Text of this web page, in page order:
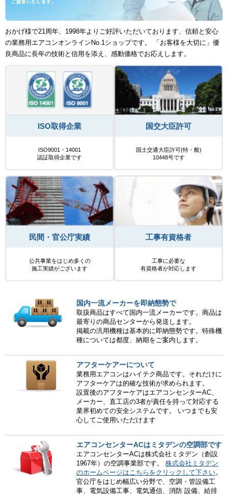
おかげ様で21周年、1998年よりご好評いただいております、信頼と安心
の業務用エアコンオンラインNo.1ショップです。 「お客様を大切に」優
良商品に長年の技術と信用を添え、感動価格でお応えします。
ISO取得企業
ISO9001・14001
認証取得企業です
国交大臣許可
国土交通大臣許可(特・般)
10448号です
民間・官公庁実績
公共事業をはじめ多くの
施工実績がございます
工事有資格者
工事に必要な
有資格者が対応します
国内一流メーカーを即納態勢で
取扱商品はすべて国内一流メーカーです。商品は
最寄りの商品センターから発送します。
掲載の汎用機種は基本的に即納態勢です。特殊機
種については都度、納期をご案内します。
アフターケアーについて
業務用エアコンはハイテク商品です。それだけに
アフターケアは的確な技術が求められます。
設置後のアフターケアはエアコンセンターAC、
メーカー、直工店の3者が責任を持って対応する
業界初めての安全システムです。 いつまでも安
心してご使用いただけます
エアコンセンターACはミタデンの空調部です
エアコンセンターACは株式会社ミタデン（創設
1967年）の空調事業部です。 株式会社ミタデン
のホームページはこちらをクリックして下さい。
官公庁をはじめ幅広い分野で、空調・管設備工
事、電気設備工事、電気通信、消防 設備、給排